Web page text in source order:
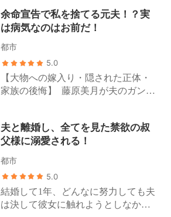
余命宣告で私を捨てる元夫！？実
は病気なのはお前だ！
都市
5.0
【大物への嫁入り・隠された正体・
家族の後悔】 藤原美月が夫のガン検
は皆、ガンを患っているのは藤原美
月の方だと誤解していた。 姑は露骨
に嫌悪感を示し、「もうすぐ死ぬ人
間が、お金を無駄遣いするんじゃな
いよ」と言い放つ。 夫は一枚の離婚
協議書を取り出し、「美咲が俺の子
を身ごもった。離婚しよう！」と告
夫と離婚し、全てを見た禁欲の叔
父様に溺愛される！
都市
5.0
結婚して1年、どんなに努力しても夫
は決して彼女に触れようとしなかっ